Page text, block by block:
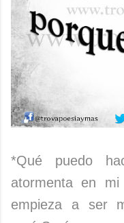
*Qué puedo
atormenta en
empieza a ser